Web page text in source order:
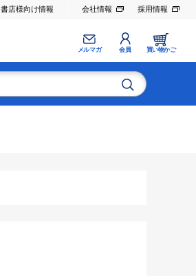
書店様向け情報 会社情報 採用情報
メルマガ 会員 買い物かご